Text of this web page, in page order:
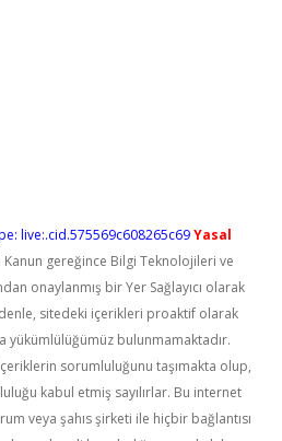
live:.cid.575569c608265c69Yasal
Kanun gereğince Bilgi Teknolojileri ve
onaylanmış bir Yer Sağlayıcı olarak
sitedeki içerikleri proaktif olarak
yükümlülüğümüz bulunmamaktadır.
sorumluluğunu taşımakta olup,
kabul etmiş sayılırlar. Bu internet
veya şahıs şirketi ile hiçbir bağlantısı